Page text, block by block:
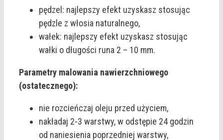
pędzel: najlepszy efekt uzyskasz stosując
pędzle z włosia naturalnego,
wałek: najlepszy efekt uzyskasz stosując
wałki o długości runa 2 – 10 mm.
Parametry malowania nawierzchniowego
(ostatecznego):
nie rozcieńczaj oleju przed użyciem,
nakładaj 2-3 warstwy, w odstępie 24 godzin
od naniesienia poprzedniej warstwy,